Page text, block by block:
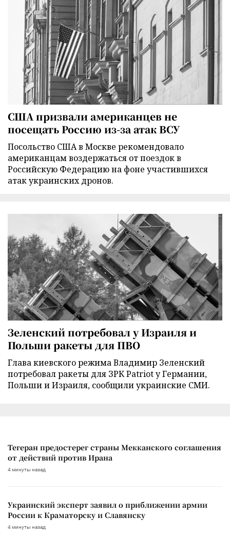
США призвали американцев не
посещать Россию из-за атак ВСУ
Посольство США в Москве рекомендовало
американцам воздержаться от поездок в
Российскую Федерацию на фоне участившихся
атак украинских дронов.
Зеленский потребовал у Израиля и
Польши ракеты для ПВО
Глава киевского режима Владимир Зеленский
потребовал ракеты для ЗРК Patriot у Германии,
Польши и Израиля, сообщили украинские СМИ.
Тегеран предостерег страны Мекканского соглашения
от действий против Ирана
4 минуты назад
Украинский эксперт заявил о приближении армии
России к Краматорску и Славянску
4 минуты назад